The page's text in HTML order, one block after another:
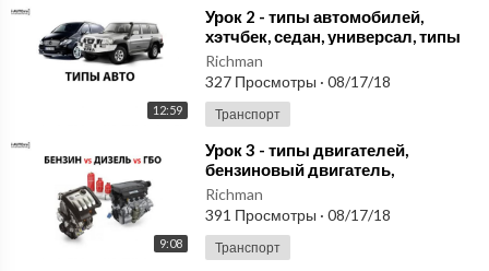
12:59
⁣Урок 2 - типы автомобилей,
хэтчбек, седан, универсал, типы
кузова, внедорожник, кроссовер,
паркетник
Richman
327 Просмотры · 08/17/18
Транспорт
9:08
⁣Урок 3 - типы двигателей,
бензиновый двигатель,
дизельный двигатель,
газобалонное оборудование ГБО
Richman
391 Просмотры · 08/17/18
Транспорт